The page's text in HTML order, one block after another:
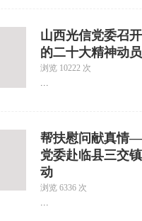
山西光信党委召
的二十大精神动
浏览 10222 次
帮扶慰问献真情
党委赴临县三交
动
浏览 6336 次